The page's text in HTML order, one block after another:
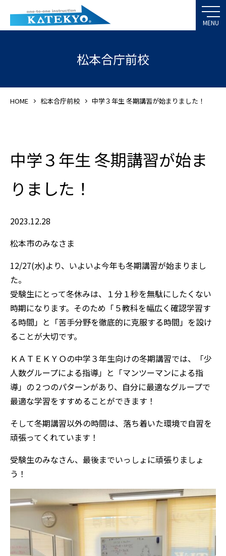
松本合庁前校
HOME 松本合庁前校 中学３年生 冬期講習が始まりました！
中学３年生 冬期講習が始ま
りました！
2023.12.28
松本市のみなさま
12/27(水)より、いよいよ今年も冬期講習が始まりまし
た。
受験生にとって冬休みは、１分１秒を無駄にしたくない
時期になります。そのため「５教科を幅広く確認学習す
る時間」と「苦手分野を徹底的に克服する時間」を設け
ることが大切です。
ＫＡＴＥＫＹＯの中学３年生向けの冬期講習では、「少
人数グループによる指導」と「マンツーマンによる指
導」の２つのパターンがあり、自分に最適なグループで
最適な学習をすすめることができます！
そして冬期講習以外の時間は、落ち着いた環境で自習を
頑張ってくれています！
受験生のみなさん、最後までいっしょに頑張りましょ
う！